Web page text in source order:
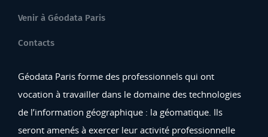
Venir à Géodata Paris
Contacts
Géodata Paris forme des professionnels qui ont
vocation à travailler dans le domaine des technologies
de l’information géographique : la géomatique. Ils
seront amenés à exercer leur activité professionnelle